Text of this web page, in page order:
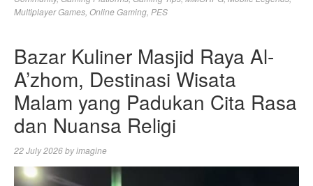
Multiplayer Games, Online Gaming, PES
Bazar Kuliner Masjid Raya Al-
A’zhom, Destinasi Wisata
Malam yang Padukan Cita Rasa
dan Nuansa Religi
22 July 2026byimagine